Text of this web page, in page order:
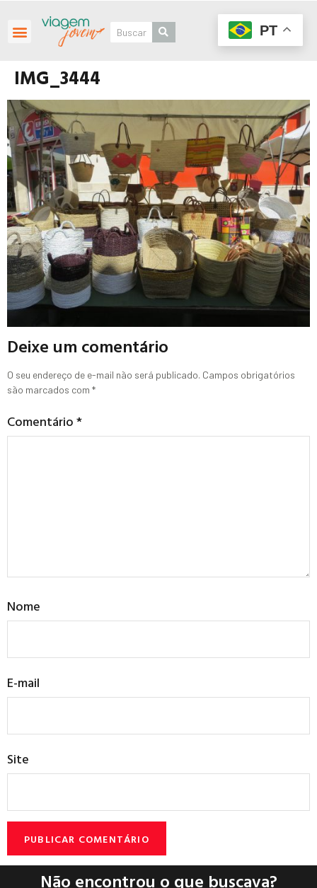
IMG_3444
Deixe um comentário
O seu endereço de e-mail não será publicado. Campos obrigatórios
são marcados com *
Comentário*
Nome
E-mail
Site
Não encontrou o que buscava?
PT